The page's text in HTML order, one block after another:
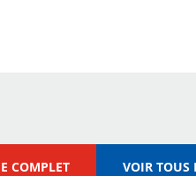
COMPLET VOIR TOUS